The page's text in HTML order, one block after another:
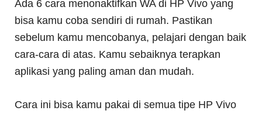
Ada 6 cara menonaktifkan WA di HP Vivo yang
bisa kamu coba sendiri di rumah. Pastikan
sebelum kamu mencobanya, pelajari dengan baik
cara-cara di atas. Kamu sebaiknya terapkan
aplikasi yang paling aman dan mudah.
Cara ini bisa kamu pakai di semua tipe HP Vivo